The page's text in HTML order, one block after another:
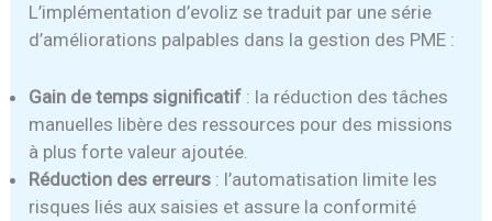
L’implémentation d’evoliz se traduit par une série
d’améliorations palpables dans la gestion des PME :
Gain de temps significatif : la réduction des tâches
manuelles libère des ressources pour des missions
à plus forte valeur ajoutée.
Réduction des erreurs : l’automatisation limite les
risques liés aux saisies et assure la conformité